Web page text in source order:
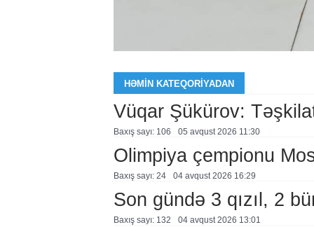
HƏMIN KATEQORIYADAN
Vüqar Şükürov:
Baxış sayı: 106 05 avqust 2026 11:30
Olimpiya çempionu
Baxış sayı: 24 04 avqust 2026 16:29
Son gündə 3 qızıl, 2
Baxış sayı: 132 04 avqust 2026 13:01